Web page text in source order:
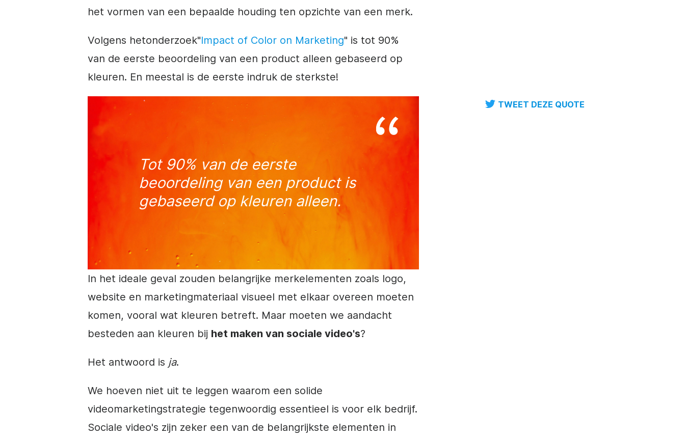
het vormen van een bepaalde houding ten opzichte van een merk.
Volgens hetonderzoek"Impact of Color on Marketing" is tot 90%
van de eerste beoordeling van een product alleen gebaseerd op
kleuren. En meestal is de eerste indruk de sterkste!
Tot 90% van de eerste
beoordeling van een product is
gebaseerd op kleuren alleen.
TWEET DEZE QUOTE
In het ideale geval zouden belangrijke merkelementen zoals logo,
website en marketingmateriaal visueel met elkaar overeen moeten
komen, vooral wat kleuren betreft. Maar moeten we aandacht
besteden aan kleuren bij het maken van sociale video's?
Het antwoord is ja.
We hoeven niet uit te leggen waarom een solide
videomarketingstrategie tegenwoordig essentieel is voor elk bedrijf.
Sociale video's zijn zeker een van de belangrijkste elementen in